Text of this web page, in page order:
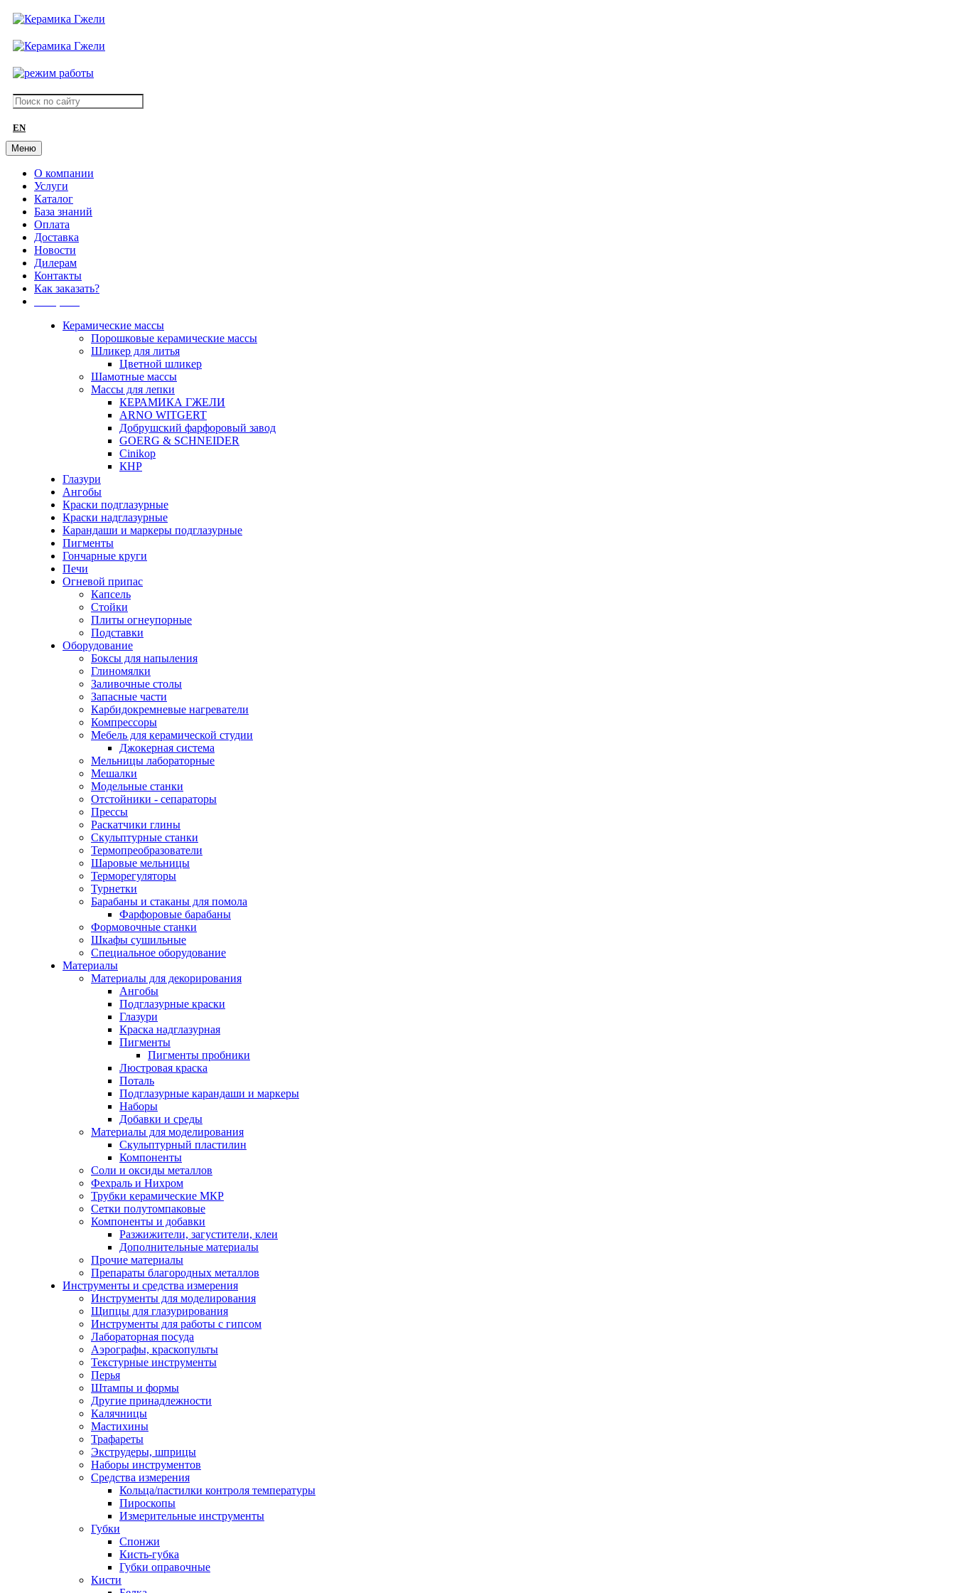
EN
Меню
О компании
Услуги
Каталог
База знаний
Оплата
Доставка
Новости
Дилерам
Контакты
Как заказать?
Керамические массы
Порошковые керамические массы
Шликер для литья
Цветной шликер
Шамотные массы
Массы для лепки
КЕРАМИКА ГЖЕЛИ
ARNO WITGERT
Добрушский фарфоровый завод
GOERG & SCHNEIDER
Cinikop
КНР
Глазури
Ангобы
Краски подглазурные
Краски надглазурные
Карандаши и маркеры подглазурные
Пигменты
Гончарные круги
Печи
Огневой припас
Капсель
Стойки
Плиты огнеупорные
Подставки
Оборудование
Боксы для напыления
Глиномялки
Заливочные столы
Запасные части
Карбидокремневые нагреватели
Компрессоры
Мебель для керамической студии
Джокерная система
Мельницы лабораторные
Мешалки
Модельные станки
Отстойники - сепараторы
Прессы
Раскатчики глины
Скульптурные станки
Термопреобразователи
Шаровые мельницы
Терморегуляторы
Турнетки
Барабаны и стаканы для помола
Фарфоровые барабаны
Формовочные станки
Шкафы сушильные
Специальное оборудование
Материалы
Материалы для декорирования
Ангобы
Подглазурные краски
Глазури
Краска надглазурная
Пигменты
Пигменты пробники
Люстровая краска
Поталь
Подглазурные карандаши и маркеры
Наборы
Добавки и среды
Материалы для моделирования
Скульптурный пластилин
Компоненты
Соли и оксиды металлов
Фехраль и Нихром
Трубки керамические МКР
Сетки полутомпаковые
Компоненты и добавки
Разжижители, загустители, клеи
Дополнительные материалы
Прочие материалы
Препараты благородных металлов
Инструменты и средства измерения
Инструменты для моделирования
Щипцы для глазурирования
Инструменты для работы с гипсом
Лабораторная посуда
Аэрографы, краскопульты
Текстурные инструменты
Перья
Штампы и формы
Другие принадлежности
Калячницы
Мастихины
Трафареты
Экструдеры, шприцы
Наборы инструментов
Средства измерения
Кольца/пастилки контроля температуры
Пироскопы
Измерительные инструменты
Губки
Спонжи
Кисть-губка
Губки оправочные
Кисти